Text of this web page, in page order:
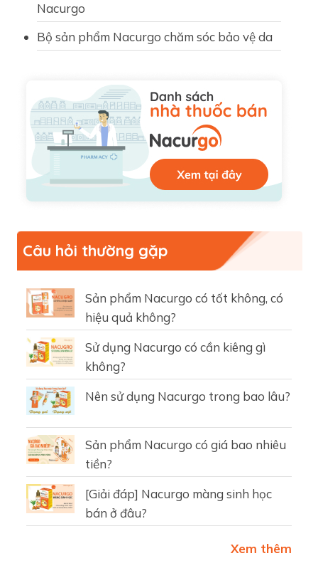
Nacurgo
Bộ sản phẩm Nacurgo chăm sóc bảo vệ da
Câu hỏi thường gặp
Xem thêm
Sản phẩm Nacurgo có tốt không, có
hiệu quả không?
Sử dụng Nacurgo có cần kiêng gì
không?
Nên sử dụng Nacurgo trong bao lâu?
Sản phẩm Nacurgo có giá bao nhiêu
tiền?
[Giải đáp] Nacurgo màng sinh học
bán ở đâu?